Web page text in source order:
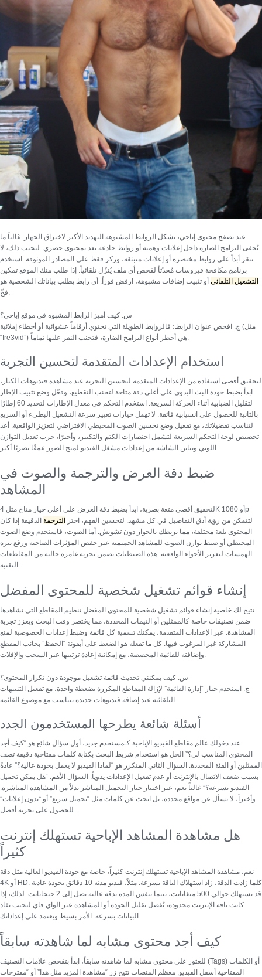
عند تصفح محتوى إباحي، تشكل الروابط المشبوهة التهديد الأكبر لاختراق الجهاز. غالباً ما
تُخفى البرامج الضارة داخل إعلانات وهمية أو روابط خادعة تعد بمحتوى حصري. لتجنب ذلك، لا
تنقر أبداً على روابط مختصرة أو إعلانات منبثقة، وركز فقط على المصادر الموثوقة. استخدم
برنامج مكافحة فيروسات مُحدّثاً لفحص أي ملف يُنزّل تلقائياً. إذا طلب منك الموقع تمكين
التشغيل التلقائي أو تثبيت إضافات مشبوهة، ارفض فوراً. أي رابط يطلب بياناتك الشخصية هو
س: كيف أميز الرابط المشبوه في موقع إباحي؟
ج: افحص عنوان الرابط؛ فالروابط الطويلة التي تحتوي أرقاماً عشوائية أو أخطاء إملائية (مثل
استخدام الإعدادات المتقدمة لتحسين التجربة
لتحقيق أقصى استفادة من الإعدادات المتقدمة لتحسين التجربة عند مشاهدة فيديوهات الكبار،
ابدأ بضبط جودة البث اليدوي على أعلى دقة متاحة لتجنب التقطيع، وفعّل وضع تثبيت الإطار
لتقليل الضبابية أثناء الحركة السريعة. استخدم التحكم في معدل الإطارات لتحديد 60 إطارًا
بالثانية للحصول على انسيابية فائقة. لا تهمل خيارات تغيير سرعة التشغيل البطيء أو السريع
لتناسب تفضيلاتك، مع تفعيل وضع تحسين الصوت المحيطي الافتراضي لتعزيز الواقعية. أعد
تخصيص لوحة التحكم السريعة لتشمل اختصارات الكتم والتكبير، وأخيرًا، جرب تعديل التوازن
ضبط دقة العرض والترجمة والصوت في
المشاهد
لتحقيق أقصى متعة بصرية، ابدأ بضبط دقة العرض على أعلى خيار متاح مثل 4K أو 1080p
لتتمكن من رؤية أدق التفاصيل في كل مشهد. لتحسين الفهم، اختر
الترجمة الدقيقة إذا كان
المحتوى بلغة مختلفة، مما يربطك بالحوار دون تشويش. أما الصوت، فاستخدم وضع الصوت
المحيطي أو ضبط توازن الصوت للمشاهد الحميمية عبر خفض المؤثرات الصاخبة ورفع نبرة
الهمسات لتعزيز الأجواء الواقعية. هذه الضبطيات تضمن تجربة غامرة خالية من المقاطعات
إنشاء قوائم تشغيل شخصية للمحتوى المفضل
تتيح لك خاصية إنشاء قوائم تشغيل شخصية للمحتوى المفضل تنظيم المقاطع التي تشاهدها
ضمن تصنيفات خاصة كالممثلين أو التيمات المحددة، مما يختصر وقت البحث ويعزز تجربة
المشاهدة. عبر الإعدادات المتقدمة، يمكنك تسمية كل قائمة وضبط إعدادات الخصوصية لمنع
المشاركة غير المرغوب فيها. كل ما تفعله هو الضغط على أيقونة “الحفظ” بجانب المقطع
س: كيف يمكنني تحديث قائمة تشغيل موجودة دون تكرار المحتوى؟
ج: استخدم خيار “إدارة القائمة” لإزالة المقاطع المكررة بضغطة واحدة، مع تفعيل التنبيهات
أسئلة شائعة يطرحها المستخدمون الجدد
عند دخولك عالم مقاطع الفيديو الإباحية كـمستخدم جديد، أول سؤال شائع هو “كيف أجد
المحتوى المناسب لي؟” الحل هو استخدام شريط البحث بكتابة كلمات مفتاحية دقيقة تصف
الممثلين أو الفئة المحددة. السؤال الثاني المتكرر هو “لماذا الفيديو لا يعمل بجودة عالية؟” عادةً
بسبب ضعف الاتصال بالإنترنت أو عدم تفعيل الإعدادات يدوياً.
السؤال الأهم: “هل يمكن تحميل
الفيديو بسرعة؟” غالباً نعم، عبر اختيار خيار التحميل المباشر بدلاً من المشاهدة المباشرة.
وأخيراً، لا تسأل عن مواقع محددة، بل ابحث عن كلمات مثل “تحميل سريع” أو “بدون إعلانات”
هل مشاهدة المشاهد الإباحية تستهلك إنترنت
كثيراً
نعم، مشاهدة المشاهد الإباحية تستهلك إنترنت كثيراً، خاصة مع جودة الفيديو العالية مثل دقة
4K أو HD. كلما زادت الدقة، زاد استهلاك الباقة بسرعة. مثلاً، فيديو مدته 10 دقائق بجودة عادية
قد يستهلك حوالي 500 ميغابايت، بينما بنفس المدة بدقة عالية يصل إلى 2 جيجابايت. لذلك، إذا
كانت باقة الإنترنت محدودة، يُفضل تقليل الجودة أو المشاهدة عبر الواي فاي لتجنب نفاد
كيف أجد محتوى مشابه لما شاهدته سابقاً
للعثور على محتوى مشابه لما شاهدته سابقاً، ابدأ بتفحص علامات التصنيف (Tags) أو الكلمات
المفتاحية أسفل الفيديو. معظم المنصات تتيح زر “مشاهدة المزيد مثل هذا” أو “مقترحات